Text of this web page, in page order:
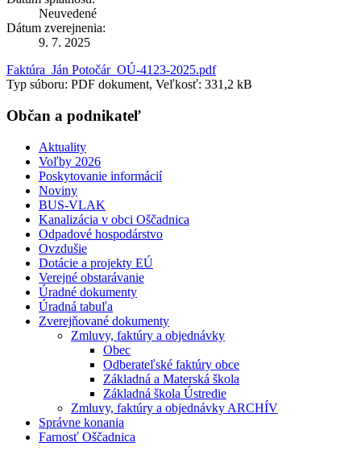
Neuvedené
Dátum zverejnenia:
9. 7. 2025
Faktúra_Ján Potočár_OÚ-4123-2025.pdf
Typ súboru: PDF dokument, Veľkosť: 331,2 kB
Občan a podnikateľ
Aktuality
Voľby 2026
Poskytovanie informácií
Noviny
BUS-VLAK
Kanalizácia v obci Oščadnica
Odpadové hospodárstvo
Ovzdušie
Dotácie a projekty EÚ
Verejné obstarávanie
Úradné dokumenty
Úradná tabuľa
Zverejňované dokumenty
Zmluvy, faktúry a objednávky
Obec
Odberateľské faktúry obce
Základná a Materská škola
Základná škola Ústredie
Zmluvy, faktúry a objednávky ARCHÍV
Správne konania
Farnosť Oščadnica